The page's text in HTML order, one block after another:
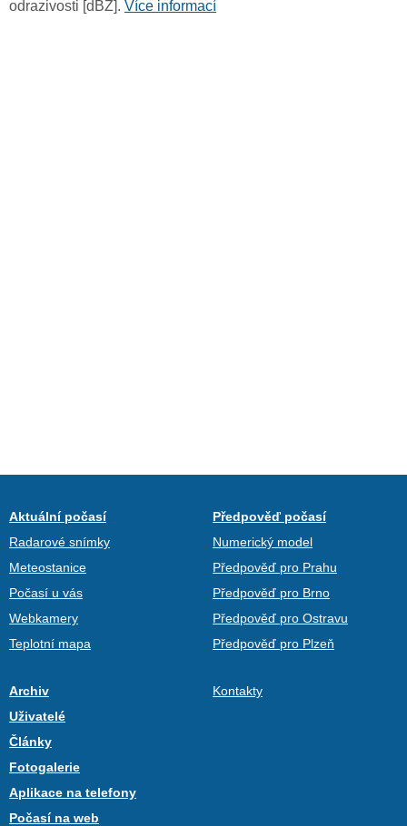
odrazivosti [dBZ]. Více informací
Aktuální počasí
Radarové snímky
Meteostanice
Počasí u vás
Webkamery
Teplotní mapa
Předpověď počasí
Numerický model
Předpověď pro Prahu
Předpověď pro Brno
Předpověď pro Ostravu
Předpověď pro Plzeň
Archiv
Uživatelé
Články
Fotogalerie
Aplikace na telefony
Počasí na web
Kontakty